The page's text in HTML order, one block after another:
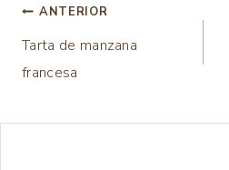
Navegación
de
ANTERIOR
Tarta de manzana
francesa